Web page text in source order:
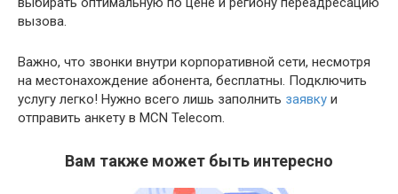
вызова.
Важно, что звонки внутри корпоративной сети, несмотря
на местонахождение абонента, бесплатны. Подключить
услугу легко! Нужно всего лишь заполнить заявку и
отправить анкету в MCN Telecom.
Вам также может быть интересно